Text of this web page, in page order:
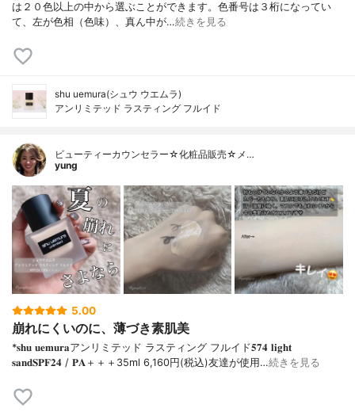
は２０色以上の中から選ぶことができます。色番号は３桁になってい
て、左が色相（色味）、真ん中が…続きを見る
shu uemura(シュウ ウエムラ)
アンリミテッド ラスティング フルイド
ビューティーカウンセラー☆化粧品販売☆メ…
yung
5.00
崩れにくいのに、薄づき素肌美
*𝐬𝐡𝐮 𝐮𝐞𝐦𝐮𝐫𝐚アンリミテッド ラスティング フルイド𝟓𝟕𝟒 𝐥𝐢𝐠𝐡𝐭
𝐬𝐚𝐧𝐝𝐒𝐏𝐅𝟐𝟒 / 𝐏𝐀＋＋＋⁡35ml 6,160円(税込)⁡友達が使用…続きを見る